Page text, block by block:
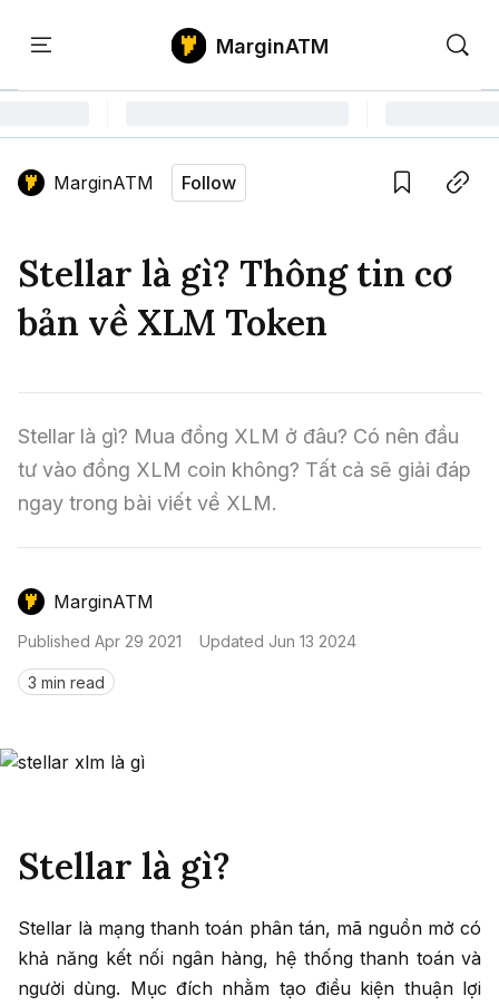
Home
Tin Tức Bitcoin
Tin Tức Altcoin
Tin Tức Thị Trường
Phân Tích Bitcoin
Phân Tích Ethereum
Phân Tích Thị Trường
Thuật Ngữ Cơ Bản
Kiến Thức Tổng Hợp
Kinh Nghiệm Đầu Tư
Công Cụ Đầu Tư
Chỉ Báo Kỹ Thuật
Nến & Price Action
Săn Gem
Airdrop
GameFi
Sign in
MarginATM
MarginATM Follow
Stellar là gì? Thông tin cơ
bản về XLM Token
Stellar là gì? Mua đồng XLM ở đâu? Có nên đầu
tư vào đồng XLM coin không? Tất cả sẽ giải đáp
ngay trong bài viết về XLM.
MarginATM
Published Apr 29 2021 Updated Jun 13 2024
3 min read
Stellar là gì?
Stellar là mạng thanh toán phân tán, mã nguồn mở có
khả năng kết nối ngân hàng, hệ thống thanh toán và
người dùng. Mục đích nhằm tạo điều kiện thuận lợi